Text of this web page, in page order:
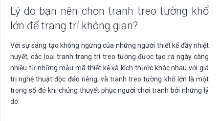
Lý do bạn nên chọn tranh treo tường khổ
lớn để trang trí không gian?
Với sự sáng tạo không ngừng của những người thiết kế đầy nhiệt
huyết, các loại tranh trang trí treo tường được tạo ra ngày càng
nhiều từ những mẫu mã thiết kế và kích thước khác nhau với giá
trị nghệ thuật độc đáo riêng, và tranh treo tường khổ lớn là một
trong số đó khi chúng thuyết phục người chơi tranh bởi những lý
do: